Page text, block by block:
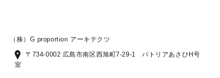
（株）G proportion アーキテクツ
〒734-0002 広島市南区西旭町7-29-1 パトリアあさひH号
室